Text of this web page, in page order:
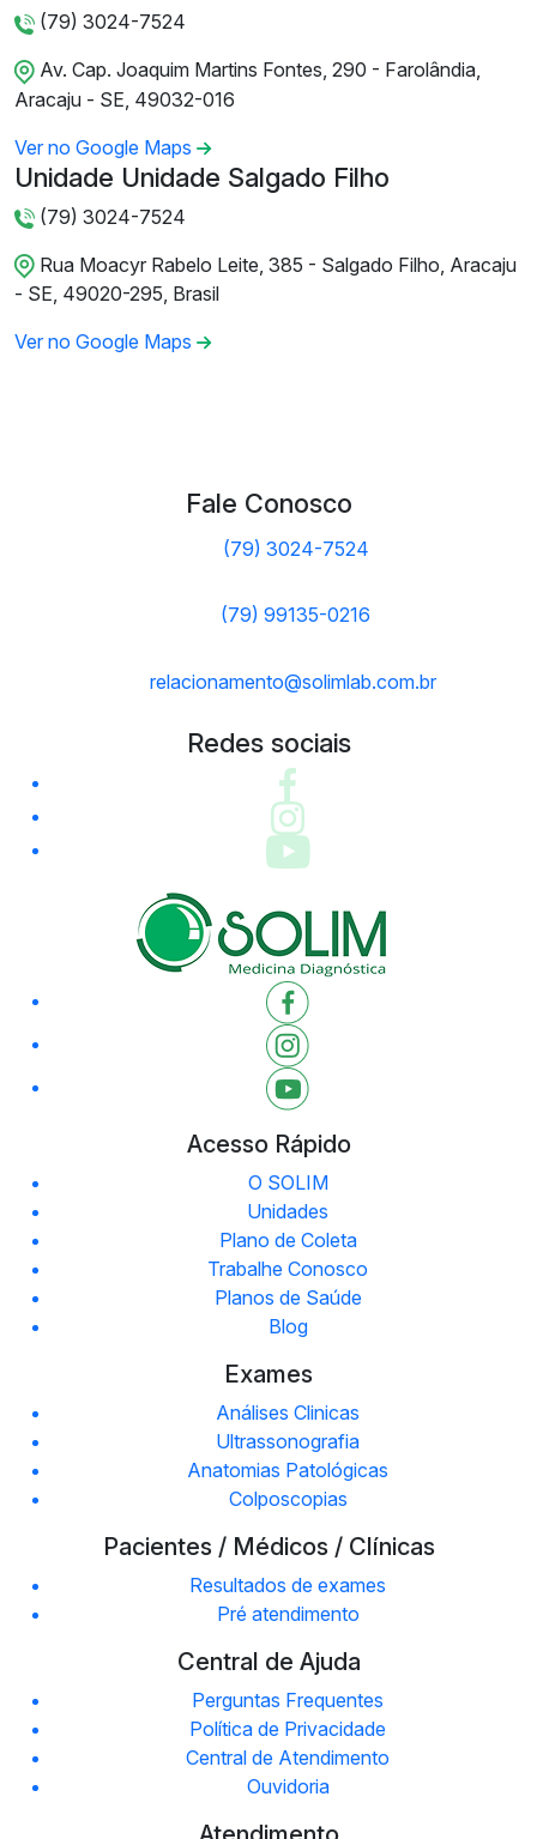
(79) 3024-7524
Av. Cap. Joaquim Martins Fontes, 290 - Farolândia,
Aracaju - SE, 49032-016
Ver no Google Maps
Unidade Unidade Salgado Filho
(79) 3024-7524
Rua Moacyr Rabelo Leite, 385 - Salgado Filho, Aracaju
- SE, 49020-295, Brasil
Ver no Google Maps
Fale Conosco
(79) 3024-7524
(79) 99135-0216
relacionamento@solimlab.com.br
Redes sociais
Acesso Rápido
O SOLIM
Unidades
Plano de Coleta
Trabalhe Conosco
Planos de Saúde
Blog
Exames
Análises Clinicas
Ultrassonografia
Anatomias Patológicas
Colposcopias
Pacientes / Médicos / Clínicas
Resultados de exames
Pré atendimento
Central de Ajuda
Perguntas Frequentes
Política de Privacidade
Central de Atendimento
Ouvidoria